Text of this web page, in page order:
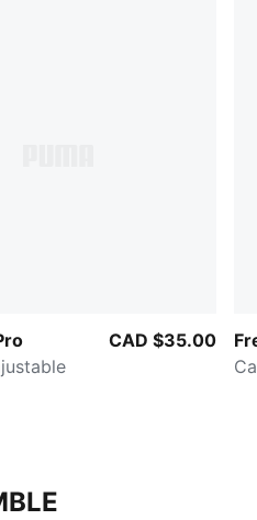
CAD $35.00